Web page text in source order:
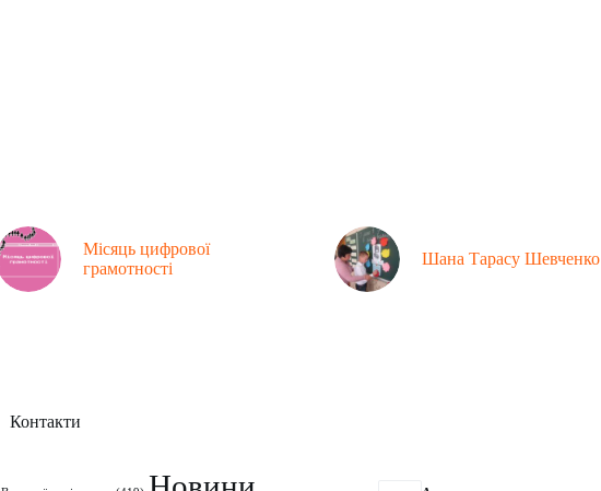
Місяць цифрової
грамотності
Шана Тарасу Шевченко
Контакти